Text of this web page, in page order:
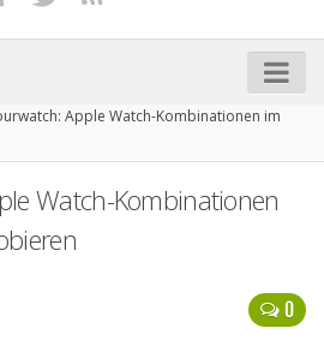
Apple Watch-Kombinationen im
Watch-Kombinationen
0